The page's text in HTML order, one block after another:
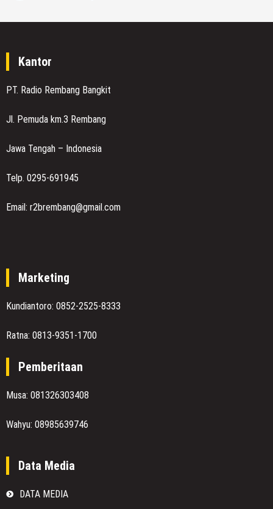
Kantor
PT. Radio Rembang Bangkit
Jl. Pemuda km.3 Rembang
Jawa Tengah – Indonesia
Telp. 0295-691945
Email: r2brembang@gmail.com
Marketing
Kundiantoro: 0852-2525-8333
Ratna: 0813-9351-1700
Pemberitaan
Musa: 081326303408
Wahyu: 08985639746
Data Media
DATA MEDIA